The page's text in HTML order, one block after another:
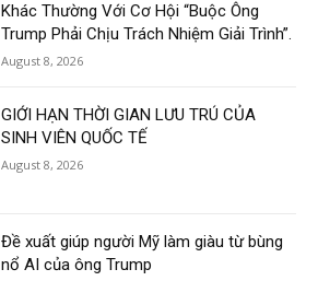
Khác Thường Với Cơ Hội “Buộc Ông
Trump Phải Chịu Trách Nhiệm Giải Trình”.
August 8, 2026
GIỚI HẠN THỜI GIAN LƯU TRÚ CỦA
SINH VIÊN QUỐC TẾ
August 8, 2026
Đề xuất giúp người Mỹ làm giàu từ bùng
nổ AI của ông Trump